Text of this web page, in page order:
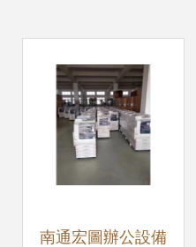
南通宏圖辦公設備